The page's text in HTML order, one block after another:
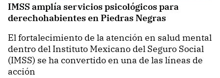
IMSS amplía servicios psicológicos para
derechohabientes en Piedras Negras
El fortalecimiento de la atención en salud mental
dentro del Instituto Mexicano del Seguro Social
(IMSS) se ha convertido en una de las líneas de
acción